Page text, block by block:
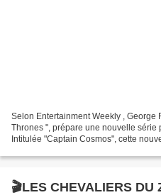
Selon Entertainment Weekly , George
Thrones ", prépare une nouvelle série
Intitulée "Captain Cosmos", cette
🎬LES CHEVALIERS